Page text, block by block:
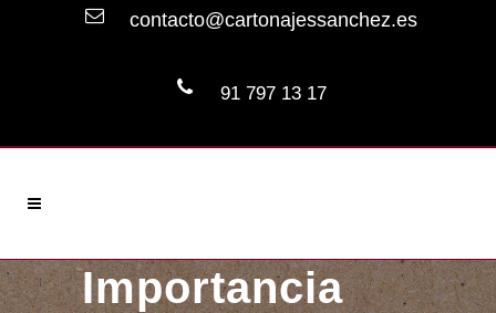
contacto@cartonajessanchez.es
91 797 13 17
Importancia